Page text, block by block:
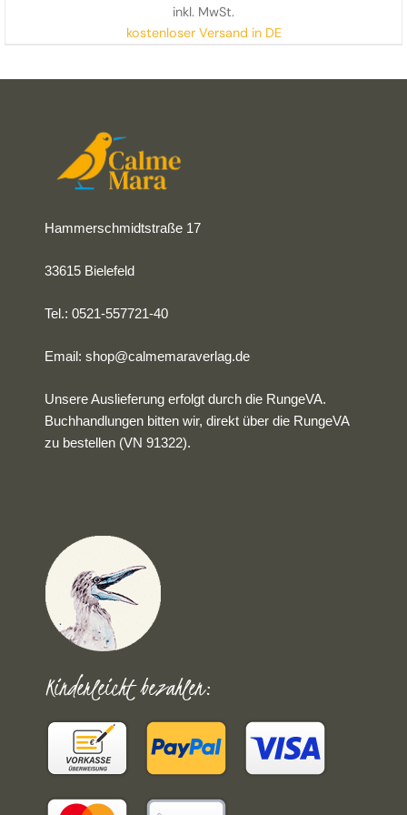
inkl. MwSt.
kostenloser Versand in DE
Hammerschmidtstraße 17
33615 Bielefeld
Tel.: 0521-557721-40
Email:shop@calmemaraverlag.de
Unsere Auslieferung erfolgt durch die RungeVA.
Buchhandlungen bitten wir, direkt über die RungeVA
zu bestellen (VN 91322).
Kinderleicht bezahlen: